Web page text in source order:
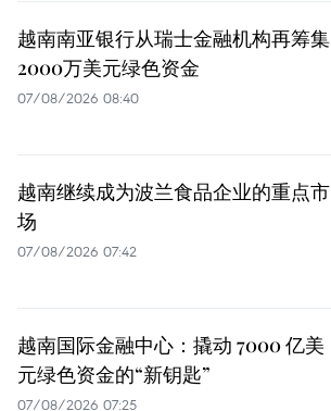
越南南亚银行从瑞士金融机构再筹集
2000万美元绿色资金
07/08/2026 08:40
越南继续成为波兰食品企业的重点市
场
07/08/2026 07:42
越南国际金融中心：撬动 7000 亿美
元绿色资金的“新钥匙”
07/08/2026 07:25